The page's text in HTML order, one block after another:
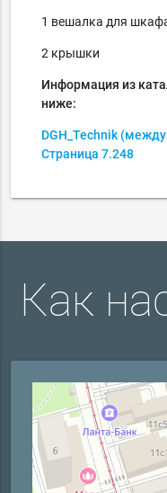
1 вешалка для
2 крышки
Информация из
ниже:
DGH_Technik
Страница7.248
Как